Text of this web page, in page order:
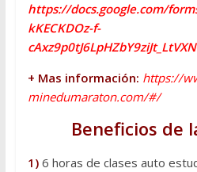
https://docs.google.com/
kKECKDOz-f-
+ Mas información: https://
minedumaraton.com/#/
Beneficios de
1) 6 horas de clases auto